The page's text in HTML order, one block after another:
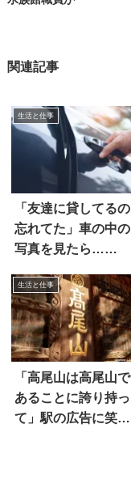
関連記事
生活と仕事
「友達に貸してるの
忘れてた」車の中の
写真を見たら…
生活と仕事
「高尾山は高尾山で
あることに誇り持っ
て」駅の広告に笑っ